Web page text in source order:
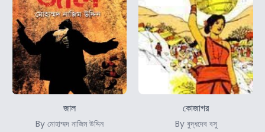
জাল
By মোহাম্মদ নাজিম উদ্দিন
কোজাগর
By বুদ্ধদেব বসু